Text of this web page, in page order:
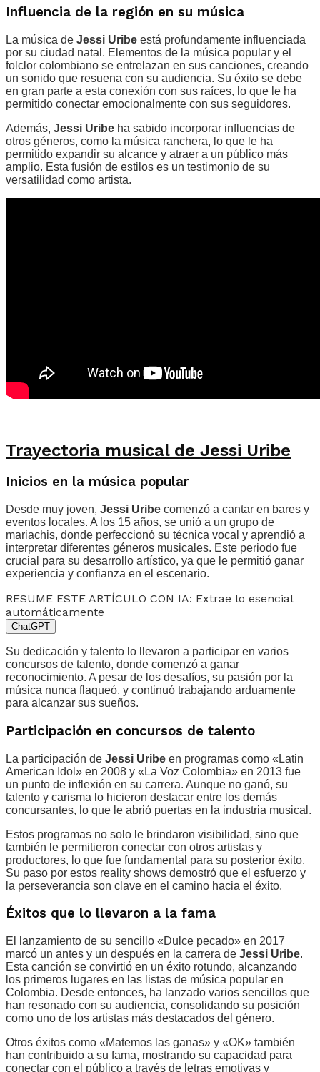
Influencia de la región en su música
La música de Jessi Uribe está profundamente influenciada
por su ciudad natal. Elementos de la música popular y el
folclor colombiano se entrelazan en sus canciones, creando
un sonido que resuena con su audiencia. Su éxito se debe
en gran parte a esta conexión con sus raíces, lo que le ha
permitido conectar emocionalmente con sus seguidores.
Además, Jessi Uribe ha sabido incorporar influencias de
otros géneros, como la música ranchera, lo que le ha
permitido expandir su alcance y atraer a un público más
amplio. Esta fusión de estilos es un testimonio de su
versatilidad como artista.
Trayectoria musical de Jessi Uribe
Inicios en la música popular
Desde muy joven, Jessi Uribe comenzó a cantar en bares y
eventos locales. A los 15 años, se unió a un grupo de
mariachis, donde perfeccionó su técnica vocal y aprendió a
interpretar diferentes géneros musicales. Este periodo fue
crucial para su desarrollo artístico, ya que le permitió ganar
experiencia y confianza en el escenario.
RESUME ESTE ARTÍCULO CON IA: Extrae lo esencial
automáticamente
ChatGPT
Su dedicación y talento lo llevaron a participar en varios
concursos de talento, donde comenzó a ganar
reconocimiento. A pesar de los desafíos, su pasión por la
música nunca flaqueó, y continuó trabajando arduamente
para alcanzar sus sueños.
Participación en concursos de talento
La participación de Jessi Uribe en programas como «Latin
American Idol» en 2008 y «La Voz Colombia» en 2013 fue
un punto de inflexión en su carrera. Aunque no ganó, su
talento y carisma lo hicieron destacar entre los demás
concursantes, lo que le abrió puertas en la industria musical.
Estos programas no solo le brindaron visibilidad, sino que
también le permitieron conectar con otros artistas y
productores, lo que fue fundamental para su posterior éxito.
Su paso por estos reality shows demostró que el esfuerzo y
la perseverancia son clave en el camino hacia el éxito.
Éxitos que lo llevaron a la fama
El lanzamiento de su sencillo «Dulce pecado» en 2017
marcó un antes y un después en la carrera de Jessi Uribe.
Esta canción se convirtió en un éxito rotundo, alcanzando
los primeros lugares en las listas de música popular en
Colombia. Desde entonces, ha lanzado varios sencillos que
han resonado con su audiencia, consolidando su posición
como uno de los artistas más destacados del género.
Otros éxitos como «Matemos las ganas» y «OK» también
han contribuido a su fama, mostrando su capacidad para
conectar con el público a través de letras emotivas y